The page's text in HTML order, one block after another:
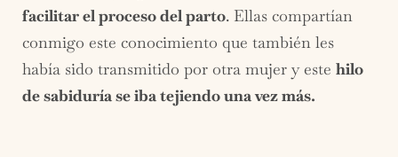
facilitar el proceso del parto. Ellas compartían
conmigo este conocimiento que también les
había sido transmitido por otra mujer y este hilo
de sabiduría se iba tejiendo una vez más.